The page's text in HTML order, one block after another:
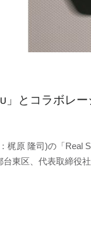
とコラボレ
梶原 隆司)の「Real
東区、代表取締役